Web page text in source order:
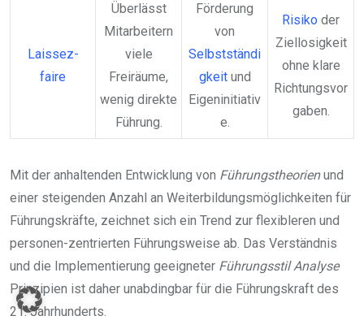
Laissez-
faire
Überlässt
Mitarbeitern
viele
Freiräume,
wenig direkte
Führung.
Förderung
von
Selbstständi
gkeitund
Eigeninitiativ
e.
Risiko der
Ziellosigkeit
ohne klare
Richtungsvor
gaben.
Mit der anhaltenden Entwicklung von Führungstheorienund
einer steigenden Anzahl an Weiterbildungsmöglichkeiten für
Führungskräfte, zeichnet sich ein Trend zur flexibleren und
personen-zentrierten Führungsweise ab. Das Verständnis
und die Implementierung geeigneter Führungsstil Analyse
Prinzipien ist daher unabdingbar für die Führungskraft des
21. Jahrhunderts.